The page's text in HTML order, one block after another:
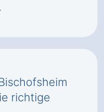
richtige